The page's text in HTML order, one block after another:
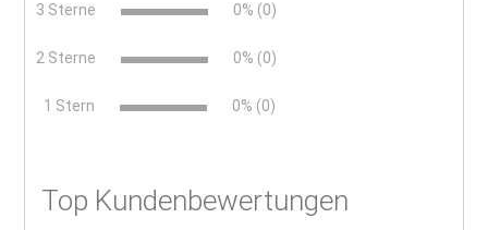
3 Sterne 0% (0)
2 Sterne 0% (0)
1 Stern 0% (0)
Top Kundenbewertungen